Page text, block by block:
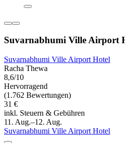
Suvarnabhumi Ville Airport
Suvarnabhumi Ville Airport Hotel
Racha Thewa
8,6/10
Hervorragend
(1.762 Bewertungen)
31 €
inkl. Steuern & Gebühren
11. Aug.–12. Aug.
Suvarnabhumi Ville Airport Hotel